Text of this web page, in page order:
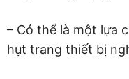
– Có thể là một lựa
hụt trang thiết bị